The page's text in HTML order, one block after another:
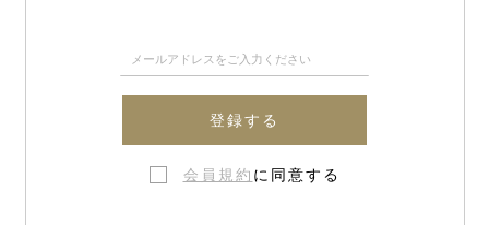
登録する
会員規約 に同意する